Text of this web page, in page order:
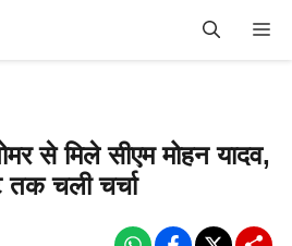
से मिले सीएम मोहन यादव,
चली चर्चा